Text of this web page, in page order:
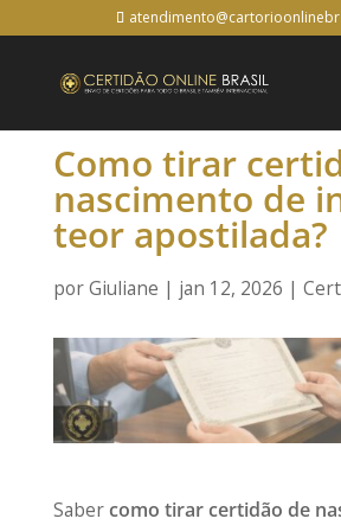
Como tirar
nascimento de
teor apostilada?
porGiuliane | jan 12, 2026 |
Sabercomo tirar certidão de